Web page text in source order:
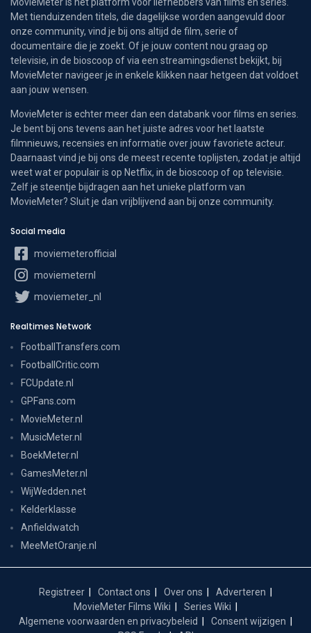
Met tienduizenden titels, die dagelijkse worden aangevuld door
onze community, vind je bij ons altijd de film, serie of
documentaire die je zoekt. Of je jouw content nou graag op
televisie, in de bioscoop of via een streamingsdienst bekijkt, bij
MovieMeter navigeer je in enkele klikken naar hetgeen dat voldoet
aan jouw wensen.
MovieMeter is echter meer dan een databank voor films en series.
Je bent bij ons tevens aan het juiste adres voor het laatste
filmnieuws, recensies en informatie over jouw favoriete acteur.
Daarnaast vind je bij ons de meest recente toplijsten, zodat je altijd
weet wat er populair is op Netflix, in de bioscoop of op televisie.
Zelf je steentje bijdragen aan het unieke platform van
MovieMeter? Sluit je dan vrijblijvend aan bij onze community.
Social media
moviemeterofficial
moviemeternl
moviemeter_nl
Realtimes Network
FootballTransfers.com
FootballCritic.com
FCUpdate.nl
GPFans.com
MovieMeter.nl
MusicMeter.nl
BoekMeter.nl
GamesMeter.nl
WijWedden.net
Kelderklasse
Anfieldwatch
MeeMetOranje.nl
Registreer Contact ons Over ons
Adverteren
MovieMeter Films Wiki
Series Wiki
Algemene voorwaarden en privacybeleid
Consent wijzigen